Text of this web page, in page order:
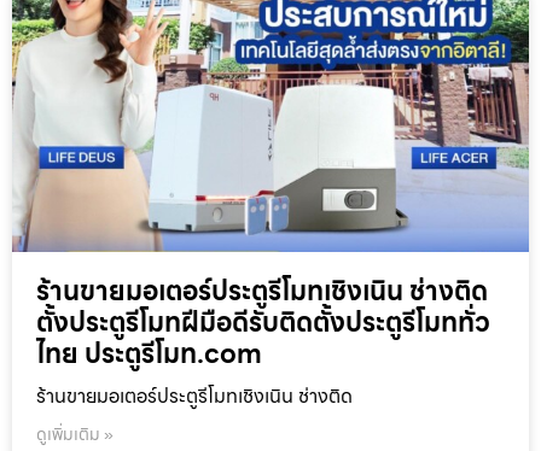
ร้านขายมอเตอร์ประตูรีโมทเชิงเนิน ช่างติด
ตั้งประตูรีโมทฝีมือดีรับติดตั้งประตูรีโมททั่ว
ไทย ประตูรีโมท.com
ร้านขายมอเตอร์ประตูรีโมทเชิงเนิน ช่างติด
ดูเพิ่มเติม »